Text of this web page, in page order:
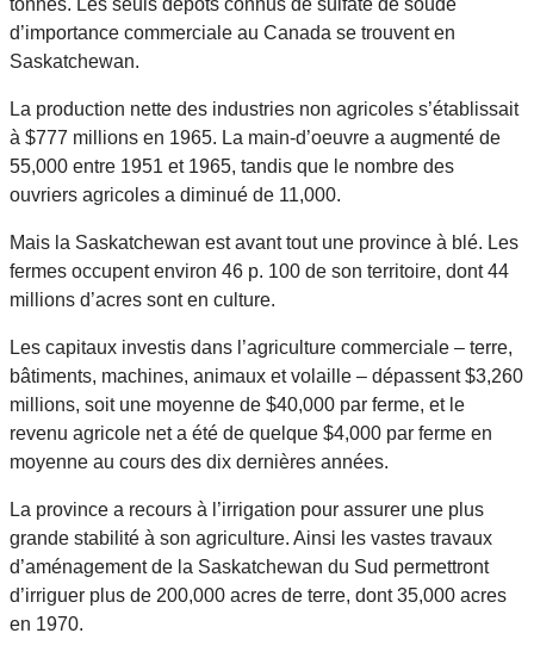
tonnes. Les seuls dépôts connus de sulfate de soude
d’importance commerciale au Canada se trouvent en
Saskatchewan.
La production nette des industries non agricoles s’établissait
à $777 millions en 1965. La main-d’oeuvre a augmenté de
55,000 entre 1951 et 1965, tandis que le nombre des
ouvriers agricoles a diminué de 11,000.
Mais la Saskatchewan est avant tout une province à blé. Les
fermes occupent environ 46 p. 100 de son territoire, dont 44
millions d’acres sont en culture.
Les capitaux investis dans l’agriculture commerciale – terre,
bâtiments, machines, animaux et volaille – dépassent $3,260
millions, soit une moyenne de $40,000 par ferme, et le
revenu agricole net a été de quelque $4,000 par ferme en
moyenne au cours des dix dernières années.
La province a recours à l’irrigation pour assurer une plus
grande stabilité à son agriculture. Ainsi les vastes travaux
d’aménagement de la Saskatchewan du Sud permettront
d’irriguer plus de 200,000 acres de terre, dont 35,000 acres
en 1970.